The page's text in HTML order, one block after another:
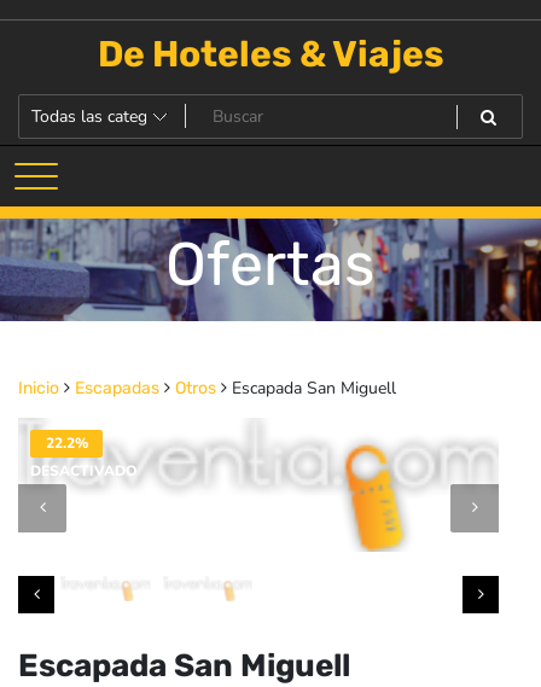
De Hoteles & Viajes
Ofertas
Inicio Escapadas Otros Escapada San Miguell
22.2%
DESACTIVADO
Escapada San Miguell